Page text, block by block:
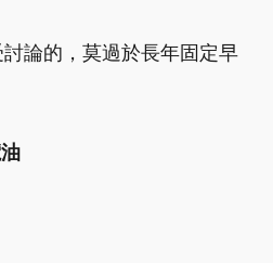
論的，莫過於長年固定早